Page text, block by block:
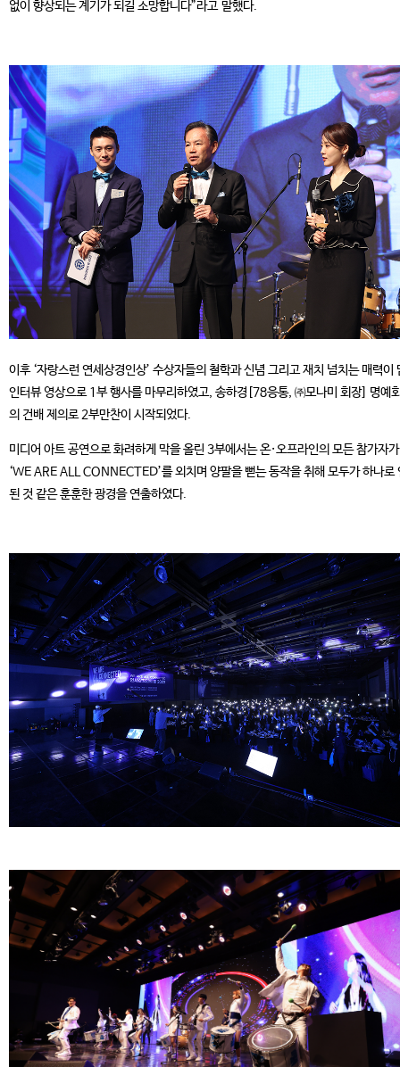
없이 향상되는 계기가 되길 소망합니다”라고 말했다.
이후 ‘자랑스런 연세상경인상’ 수상자들의 철학과 신념 그리고 재치 넘치는 매력이
인터뷰 영상으로 1부 행사를 마무리하였고, 송하경[78응통, ㈜모나미 회장] 명예
의 건배 제의로 2부만찬이 시작되었다.
미디어 아트 공연으로 화려하게 막을 올린 3부에서는 온·오프라인의 모든 참가자가
‘WE ARE ALL CONNECTED’를 외치며 양팔을 뻗는 동작을 취해 모두가 하나로
된 것 같은 훈훈한 광경을 연출하였다.